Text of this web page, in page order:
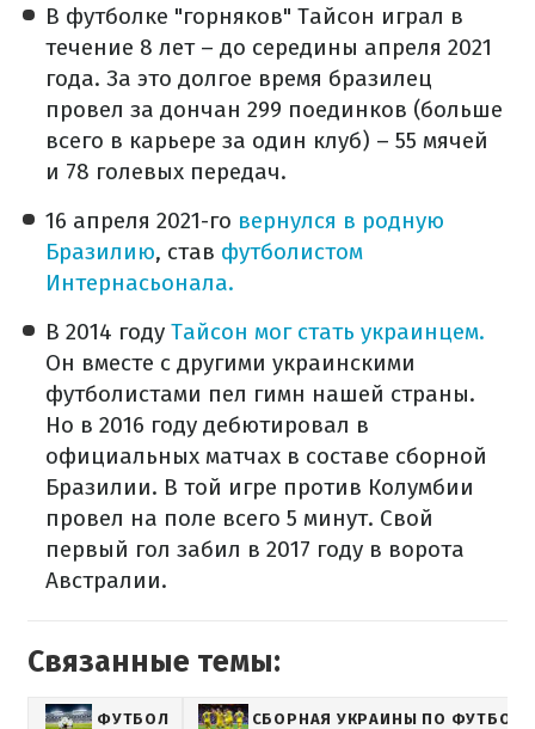
В футболке "горняков" Тайсон играл в
течение 8 лет – до середины апреля 2021
года. За это долгое время бразилец
провел за дончан 299 поединков (больше
всего в карьере за один клуб) – 55 мячей
и 78 голевых передач.
16 апреля 2021-го вернулся в родную
Бразилию, став футболистом
Интернасьонала.
В 2014 году Тайсон мог стать украинцем.
Он вместе с другими украинскими
футболистами пел гимн нашей страны.
Но в 2016 году дебютировал в
официальных матчах в составе сборной
Бразилии. В той игре против Колумбии
провел на поле всего 5 минут. Свой
первый гол забил в 2017 году в ворота
Австралии.
Связанные темы:
ФУТБОЛ СБОРНАЯ УКРАИНЫ ПО ФУТБОЛУ